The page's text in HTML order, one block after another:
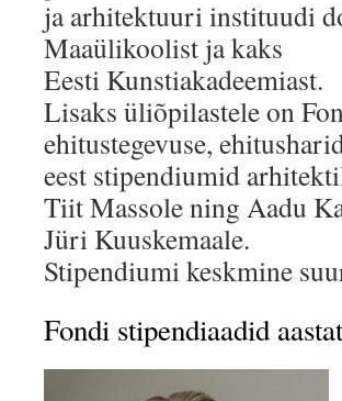
ja arhitektuuri instituudi
Maaülikoolist ja kaks
Eesti Kunstiakadeemiast.
Lisaks üliõpilastele on
ehitustegevuse,
eest stipendiumid
Tiit Massole ning Aadu
Jüri Kuuskemaale.
Stipendiumi keskmine
Fondi stipendiaadid